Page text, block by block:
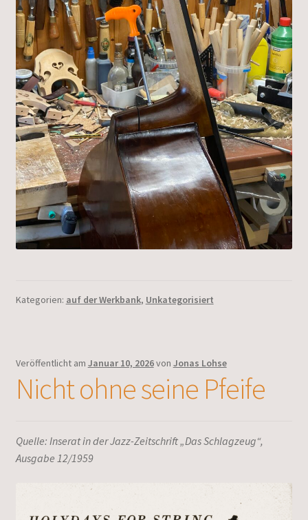
Kategorien: auf der Werkbank, Unkategorisiert
Veröffentlicht am Januar 10, 2026von Jonas Lohse
Nicht ohne seine Pfeife
Quelle: Inserat in der Jazz-Zeitschrift „Das Schlagzeug“,
Ausgabe 12/1959